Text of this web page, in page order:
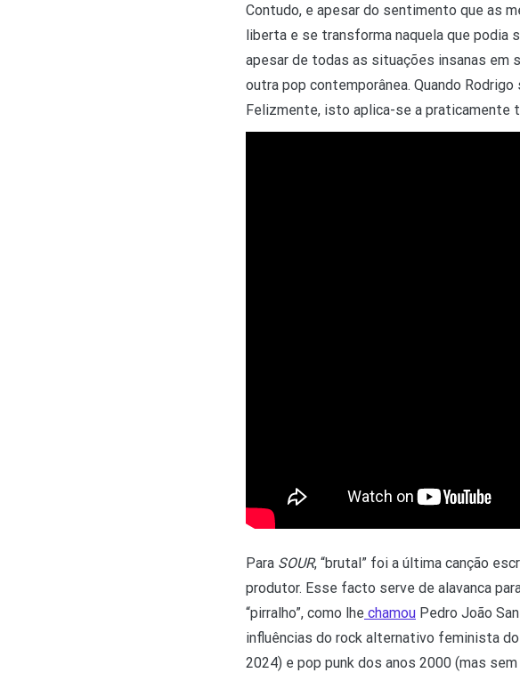
Contudo, e apesar do sentimento que as
liberta e se transforma naquela que podia
apesar de todas as situações insanas em
outra pop contemporânea. Quando
Felizmente, isto aplica-se a praticamente
Para SOUR, “brutal” foi a última canção
produtor. Esse facto serve de alavanca
“pirralho”, como lhe chamou Pedro João
influências do rock alternativo feminista
2024) e pop punk dos anos 2000 (mas